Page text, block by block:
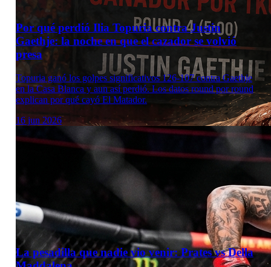
Por qué perdió Ilia Topuria contra Justin
Gaethje: la noche en que el cazador se volvió
presa
Topuria ganó los golpes significativos 126-107 contra Gaethje
en la Casa Blanca y aun así perdió. Los datos round por round
explican por qué cayó El Matador.
16 jun 2026
La pesadilla que nadie vio venir: Prates vs Della